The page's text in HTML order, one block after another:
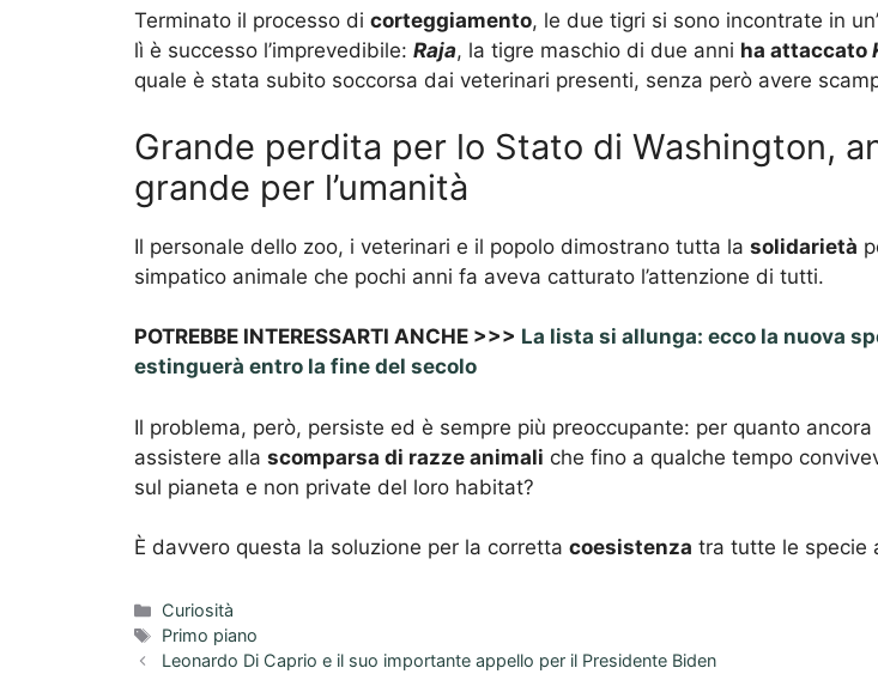
Terminato il processo di corteggiamento, le due tigri si sono incontrate in
lì è successo l’imprevedibile: Raja, la tigre maschio di due anni ha attaccato
quale è stata subito soccorsa dai veterinari presenti, senza però avere
Grande perdita per lo Stato di Washington,
grande per l’umanità
Il personale dello zoo, i veterinari e il popolo dimostrano tutta la solidarietà
simpatico animale che pochi anni fa aveva catturato l’attenzione di tutti.
POTREBBE INTERESSARTI ANCHE >>> La lista si allunga: ecco la nuova
estinguerà entro la fine del secolo
Il problema, però, persiste ed è sempre più preoccupante: per quanto
assistere alla scomparsa di razze animali che fino a qualche tempo
sul pianeta e non private del loro habitat?
È davvero questa la soluzione per la corretta coesistenza tra tutte le specie
Categorie
Curiosità
Tag
Primo piano
Leonardo Di Caprio e il suo importante appello per il Presidente Biden